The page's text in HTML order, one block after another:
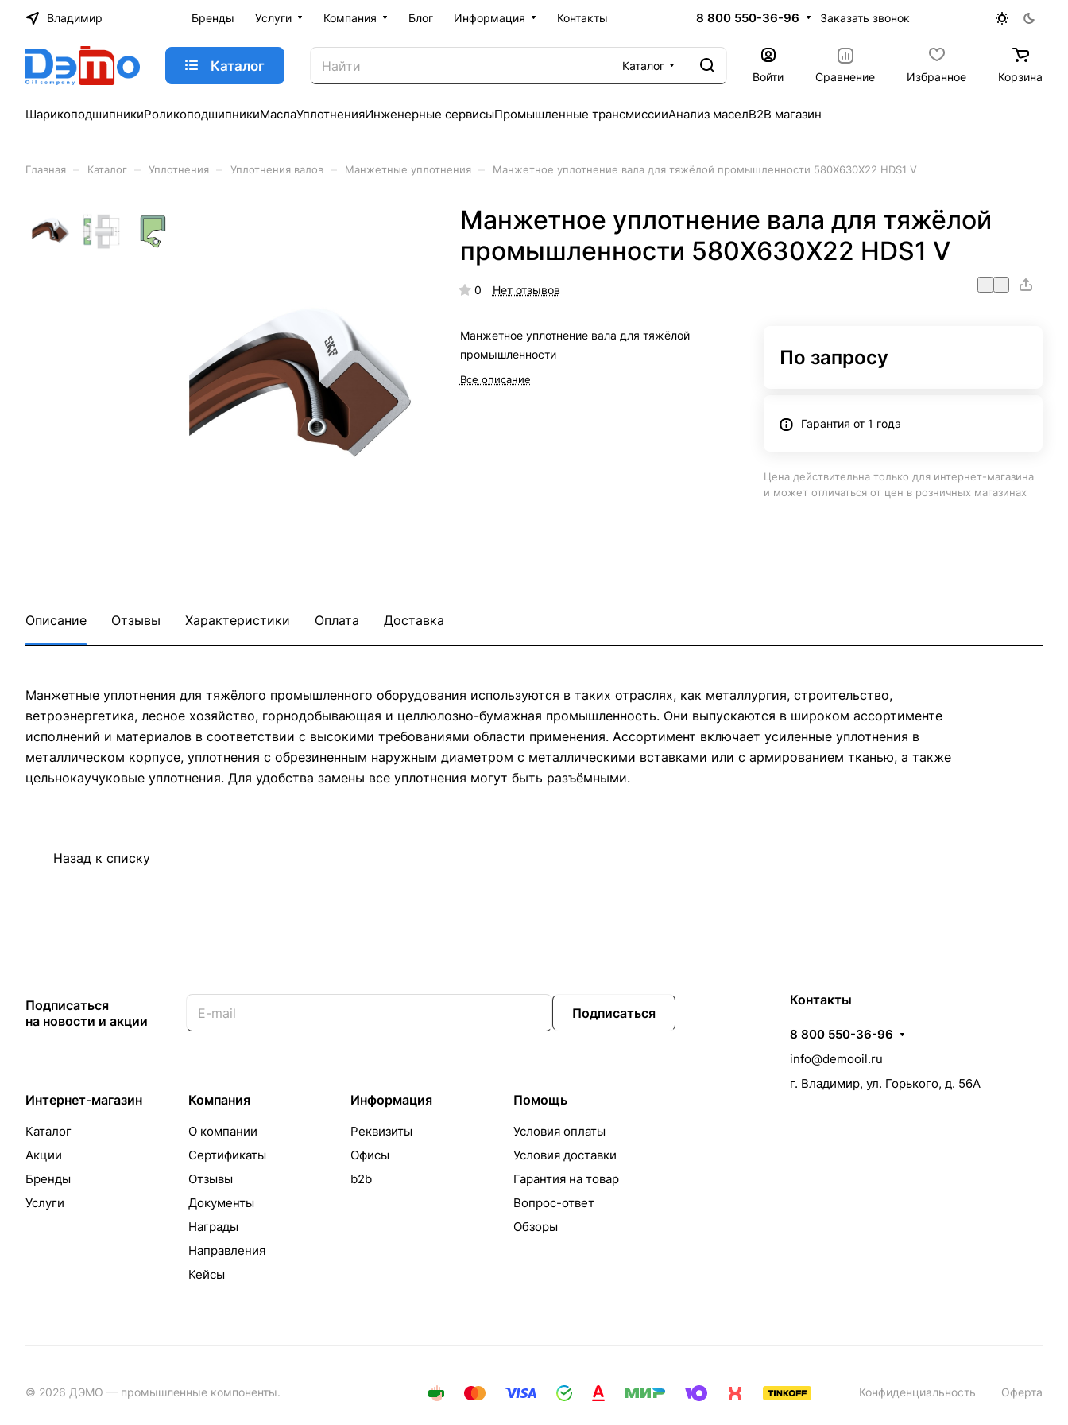
Владимир Бренды Услуги Компания Блог Информация Контакты 8 800 550-36-96 Заказать звонок
Каталог
Каталог
Войти
Сравнение Избранное Корзина
ШарикоподшипникиРоликоподшипникиМаслаУплотненияИнженерные сервисыПромышленные трансмиссииАнализ маселB2B магазин
Главная Каталог Уплотнения Уплотнения валов Манжетные уплотнения Манжетное уплотнение вала для тяжёлой промышленности 580X630X22 HDS1 V
Манжетное уплотнение вала для тяжёлой
промышленности 580X630X22 HDS1 V
0 Нет отзывов
Манжетное уплотнение вала для тяжёлой
промышленности
Все описание
По запросу
Гарантия от 1 года
Цена действительна только для интернет-магазина
и может отличаться от цен в розничных магазинах
Описание Отзывы Характеристики Оплата Доставка
Манжетные уплотнения для тяжёлого промышленного оборудования используются в таких отраслях, как металлургия, строительство,
ветроэнергетика, лесное хозяйство, горнодобывающая и целлюлозно-бумажная промышленность. Они выпускаются в широком ассортименте
исполнений и материалов в соответствии с высокими требованиями области применения. Ассортимент включает усиленные уплотнения в
металлическом корпусе, уплотнения с обрезиненным наружным диаметром с металлическими вставками или с армированием тканью, а также
цельнокаучуковые уплотнения. Для удобства замены все уплотнения могут быть разъёмными.
Назад к списку
Подписаться
на новости и акции
Подписаться
Интернет-магазин
Каталог
Акции
Бренды
Услуги
Компания
О компании
Сертификаты
Отзывы
Документы
Награды
Направления
Кейсы
Информация
Реквизиты
Офисы
b2b
Помощь
Условия оплаты
Условия доставки
Гарантия на товар
Вопрос-ответ
Обзоры
Контакты
8 800 550-36-96
info@demooil.ru
г. Владимир, ул. Горького, д. 56А
© 2026 ДЭМО — промышленные компоненты. Конфиденциальность Оферта